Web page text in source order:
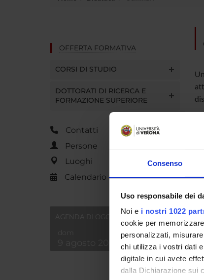
Consenso
Uso responsabile dei
Noi e i nostri 1022
cookie per
personalizzati,
chi utilizza i vostri dati
digitale in cui avete
dalla Dichiarazione sui
OFFERTA FORMATIVA
CORSI DI STUDIO
DOTTORATI DI RICERCA E
FORMAZIONE SUPERIORE
Contatti
Persone
Luoghi
Calendario